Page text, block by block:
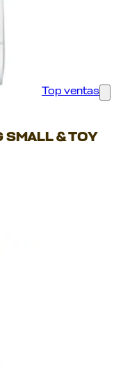
Top ventas
SMALL & TOY